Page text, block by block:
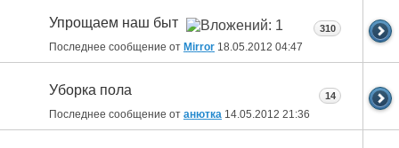
Упрощаем наш быт
Последнее сообщение от Mirror 18.05.2012 04:47
310
Уборка пола
Последнее сообщение от анютка 14.05.2012 21:36
14